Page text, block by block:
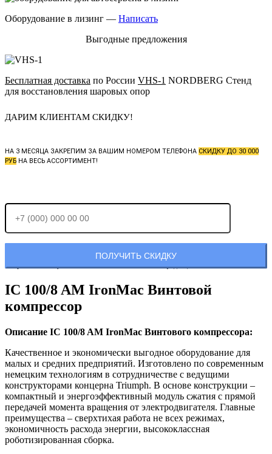
Оборудование в лизинг — Написать
Выгодные предложения
Бесплатная доставка по России VHS-1 NORDBERG Стенд
для восстановления шаровых опор
ДАРИМ КЛИЕНТАМ СКИДКУ!
НА 3 МЕСЯЦА ЗАКРЕПИМ ЗА ВАШИМ НОМЕРОМ ТЕЛЕФОНА СКИДКУ ДО 30 000
РУБ НА ВЕСЬ АССОРТИМЕНТ!
Отправляя заявку, Вы соглашаетесь сполитикой конфиденциальности.
IC 100/8 AM IronMac Винтовой
компрессор
Описание IC 100/8 AM IronMac Винтового компрессора:
Качественное и экономически выгодное оборудование для
малых и средних предприятий. Изготовлено по современным
немецким технологиям в сотрудничестве с ведущими
конструкторами концерна Triumph. В основе конструкции –
компактный и энергоэффективный модуль сжатия с прямой
передачей момента вращения от электродвигателя. Главные
преимущества – сверхтихая работа не всех режимах,
экономичность расхода энергии, высококлассная
роботизированная сборка.